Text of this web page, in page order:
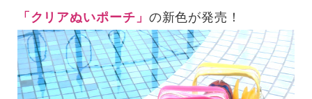
「クリアぬいポーチ」 の新色が発売！